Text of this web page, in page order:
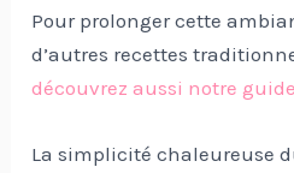
Pour prolonger cette
d’autres recettes
découvrez aussi notre
La simplicité chaleureuse